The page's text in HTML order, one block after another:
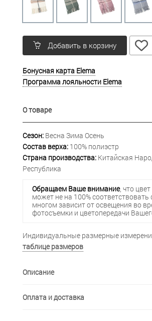
Добавить в корзину
Бонусная карта Elema
Программа лояльности Elema
О товаре
Сезон: Весна Зима Осень
Состав верха: 100% полиэстр
Страна производства: Китайская
Республика
Обращаем Ваше внимание, что
может не на 100% соответствовать
многом зависит от освещения во
фотосъемки и цветопередачи
Индивидуальные размерные
таблице размеров
Описание
Оплата и доставка